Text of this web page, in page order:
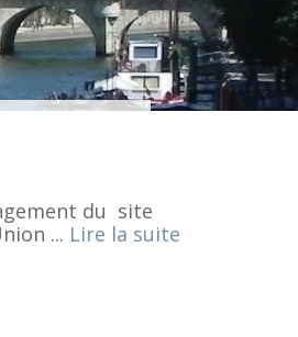
du site
... Lire la suite